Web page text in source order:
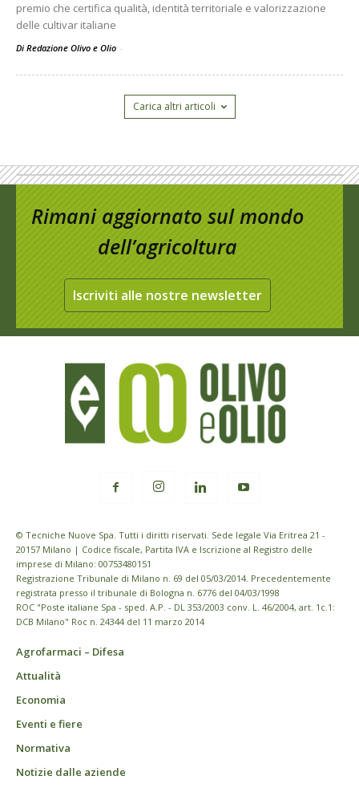
premio che certifica qualità, identità territoriale e valorizzazione
delle cultivar italiane
Di Redazione Olivo e Olio -
Carica altri articoli
Rimani aggiornato sul mondo
dell’agricoltura
Iscriviti alle nostre newsletter
© Tecniche Nuove Spa. Tutti i diritti riservati. Sede legale Via Eritrea 21 -
20157 Milano | Codice fiscale, Partita IVA e Iscrizione al Registro delle
imprese di Milano: 00753480151
Registrazione Tribunale di Milano n. 69 del 05/03/2014. Precedentemente
registrata presso il tribunale di Bologna n. 6776 del 04/03/1998
ROC "Poste italiane Spa - sped. A.P. - DL 353/2003 conv. L. 46/2004, art. 1c.1:
DCB Milano" Roc n. 24344 del 11 marzo 2014
Agrofarmaci – Difesa
Attualità
Economia
Eventi e fiere
Normativa
Notizie dalle aziende